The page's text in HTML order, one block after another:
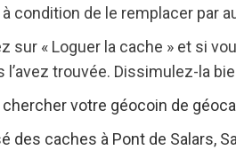
condition de le remplacer par
sur « Loguer la cache » et si
trouvée. Dissimulez-la
chercher votre géocoin de
des caches à Pont de Salars,